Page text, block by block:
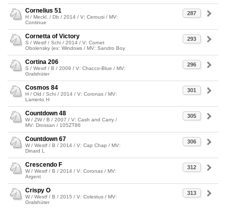
287
Cornelius 51
H / Meckl. / Db / 2014 / V: Cerousi / MV:
Continue
293
Cornetta of Victory
S / Westf / Schi / 2014 / V: Cornet
Obolensky (ex: Windows / MV: Sandro Boy
296
Cortina 206
S / Westf / B / 2009 / V: Chacco-Blue / MV:
Gralshüter
301
Cosmos 84
H / Old / Schi / 2014 / V: Coronas / MV:
Lamerto H
305
Countdown 48
W / ZW / B / 2007 / V: Cash and Carry /
MV: Drossan / 105ZT86
306
Countdown 67
W / Westf / B / 2014 / V: Cap Chap / MV:
Dinard L
312
Crescendo F
W / Westf / B / 2014 / V: Coronas / MV:
Argent
313
Crispy O
W / Westf / B / 2015 / V: Colestus / MV:
Gralshüter